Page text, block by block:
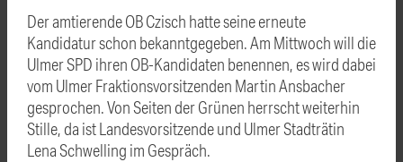
Der amtierende OB Czisch hatte seine erneute
Kandidatur schon bekanntgegeben. Am Mittwoch will die
Ulmer SPD ihren OB-Kandidaten benennen, es wird dabei
vom Ulmer Fraktionsvorsitzenden Martin Ansbacher
gesprochen. Von Seiten der Grünen herrscht weiterhin
Stille, da ist Landesvorsitzende und Ulmer Stadträtin
Lena Schwelling im Gespräch.